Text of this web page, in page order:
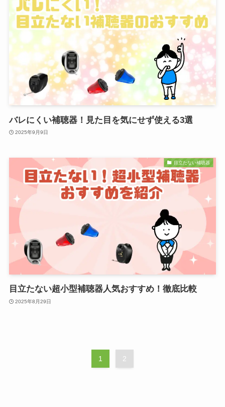
バレにくい補聴器！見た目を気にせず使える3選
2025年9月9日
目立たない補聴器
目立たない超小型補聴器人気おすすめ！徹底比較
2025年8月29日
1 2